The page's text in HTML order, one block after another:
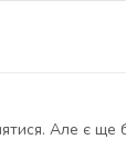
Але є ще